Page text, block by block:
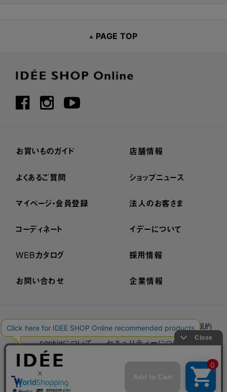
PAGE TOP
お買いものガイド
よくあるご質問
マイページ・会員登録
コーディネート
WEBカタログ
お問い合わせ
店舗情報
ショップニュース
法人のお客さま
イデーについて
採用情報
企業情報
プライバシーポリシー 外部送信ポリシー
ご利用規約
cookieについて
セキュリティーについて
特定商取引法に基づく表示
古物営業法に基づく表示